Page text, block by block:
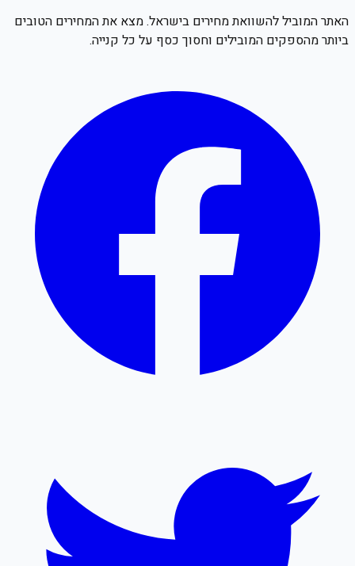
האתר המוביל להשוואת מחירים בישראל. מצא את המחירים הטובים
ביותר מהספקים המובילים וחסוך כסף על כל קנייה.